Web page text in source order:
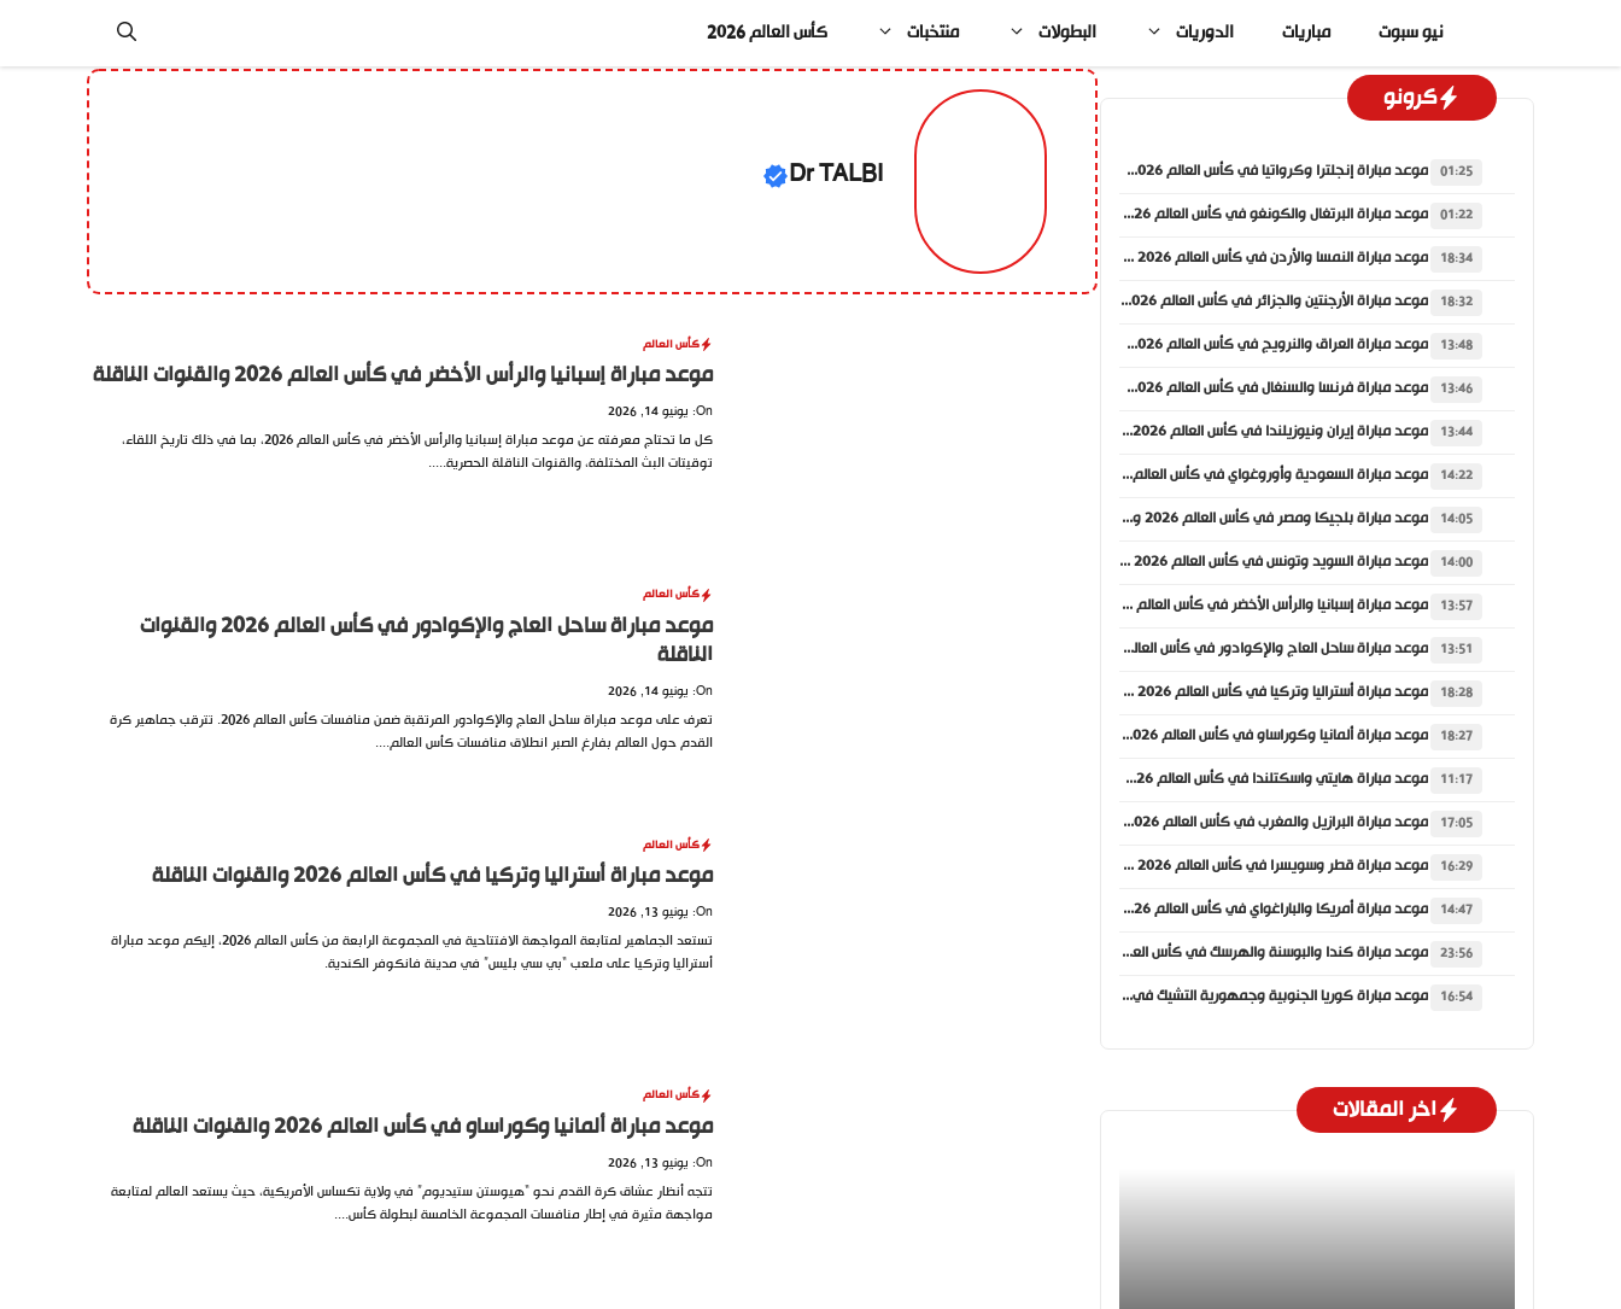
المحتوى
نيو سبوت مباريات الدوريات البطولات منتخبات كأس العالم 2026
Dr TALBI
كأس العالم
موعد مباراة إسبانيا والرأس الأخضر في كأس العالم 2026 والقنوات الناقلة
On: يونيو 14, 2026
كل ما تحتاج معرفته عن موعد مباراة إسبانيا والرأس الأخضر في كأس العالم 2026، بما في ذلك تاريخ اللقاء،
توقيتات البث المختلفة، والقنوات الناقلة الحصرية.....
كأس العالم
موعد مباراة ساحل العاج والإكوادور في كأس العالم 2026 والقنوات
الناقلة
On: يونيو 14, 2026
تعرف على موعد مباراة ساحل العاج والإكوادور المرتقبة ضمن منافسات كأس العالم 2026. تترقب جماهير كرة
القدم حول العالم بفارغ الصبر انطلاق منافسات كأس العالم....
كأس العالم
موعد مباراة أستراليا وتركيا في كأس العالم 2026 والقنوات الناقلة
On: يونيو 13, 2026
تستعد الجماهير لمتابعة المواجهة الافتتاحية في المجموعة الرابعة من كأس العالم 2026، إليكم موعد مباراة
أستراليا وتركيا على ملعب “بي سي بليس” في مدينة فانكوفر الكندية.
كأس العالم
موعد مباراة ألمانيا وكوراساو في كأس العالم 2026 والقنوات الناقلة
On: يونيو 13, 2026
تتجه أنظار عشاق كرة القدم نحو “هيوستن ستيديوم” في ولاية تكساس الأمريكية، حيث يستعد العالم لمتابعة
مواجهة مثيرة في إطار منافسات المجموعة الخامسة لبطولة كأس....
كرونو
01:25 موعد مباراة إنجلترا وكرواتيا في كأس العالم 2026 والقنوات الناقلة
01:22 موعد مباراة البرتغال والكونغو في كأس العالم 2026 والقنوات الناقلة
18:34 موعد مباراة النمسا والأردن في كأس العالم 2026 والقنوات الناقلة
18:32 موعد مباراة الأرجنتين والجزائر في كأس العالم 2026 والقنوات الناقلة
13:48 موعد مباراة العراق والنرويج في كأس العالم 2026 والقنوات الناقلة
13:46 موعد مباراة فرنسا والسنغال في كأس العالم 2026 والقنوات الناقلة
13:44 موعد مباراة إيران ونيوزيلندا في كأس العالم 2026 والقنوات الناقلة
14:22 موعد مباراة السعودية وأوروغواي في كأس العالم 2026 والقنوات الناقلة
14:05 موعد مباراة بلجيكا ومصر في كأس العالم 2026 والقنوات الناقلة
14:00 موعد مباراة السويد وتونس في كأس العالم 2026 والقنوات الناقلة
13:57 موعد مباراة إسبانيا والرأس الأخضر في كأس العالم 2026 والقنوات الناقلة
13:51 موعد مباراة ساحل العاج والإكوادور في كأس العالم 2026 والقنوات الناقلة
18:28 موعد مباراة أستراليا وتركيا في كأس العالم 2026 والقنوات الناقلة
18:27 موعد مباراة ألمانيا وكوراساو في كأس العالم 2026 والقنوات الناقلة
11:17 موعد مباراة هايتي واسكتلندا في كأس العالم 2026 والقنوات الناقلة
17:05 موعد مباراة البرازيل والمغرب في كأس العالم 2026 والقنوات الناقلة
16:29 موعد مباراة قطر وسويسرا في كأس العالم 2026 والقنوات الناقلة
14:47 موعد مباراة أمريكا والباراغواي في كأس العالم 2026 والقنوات الناقلة
23:56 موعد مباراة كندا والبوسنة والهرسك في كأس العالم 2026 والقنوات الناقلة
16:54 موعد مباراة كوريا الجنوبية وجمهورية التشيك في كأس العالم 2026 والقنوات الناقلة
اخر المقالات